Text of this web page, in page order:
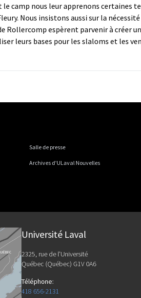
camp nous leur apprenons certaines
Nous insistons aussi sur la
Rollercomp espèrent parvenir à créer
leurs bases pour les slaloms et les
Salle de presse
Archives d'ULaval Nouvelles
Université Laval
2325, rue de l'Université
Québec (Québec) G1V 0A6
Téléphone:
418 656-2131